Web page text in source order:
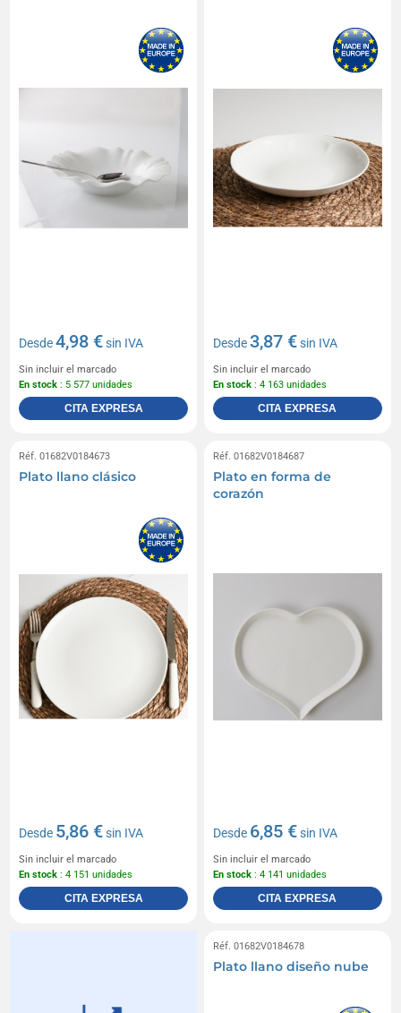
Desde4,98 €sin IVA
Sin incluir el marcado
En stock : 5 577 unidades
CITA EXPRESA
Desde3,87 €sin IVA
Sin incluir el marcado
En stock : 4 163 unidades
CITA EXPRESA
Réf. 01682V0184673
Plato llano clásico
Desde 5,86 €sin IVA
Sin incluir el marcado
En stock : 4 151 unidades
CITA EXPRESA
Réf. 01682V0184687
Plato en forma de
corazón
Desde 6,85 €sin IVA
Sin incluir el marcado
En stock : 4 141 unidades
CITA EXPRESA
Réf. 01682V0184678
Plato llano diseño nube